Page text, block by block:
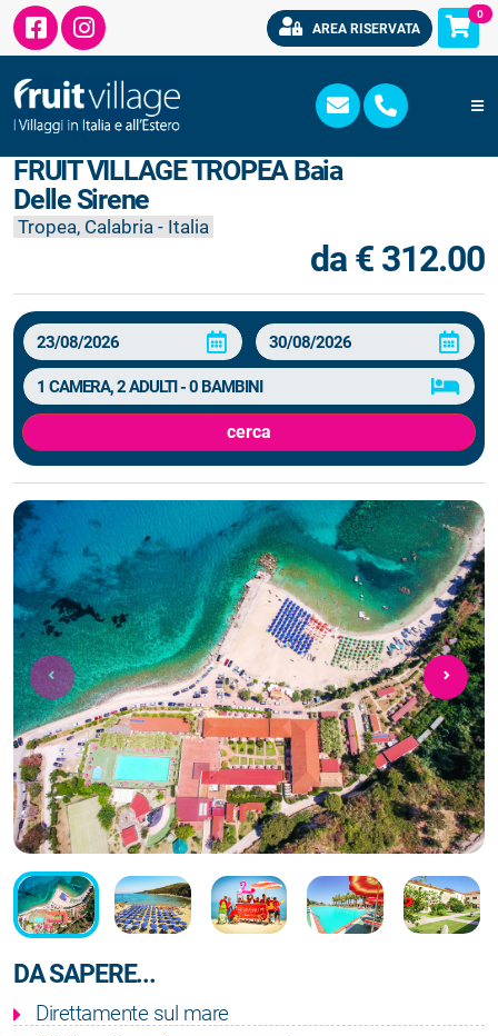
AREA RISERVATA
0
FRUIT VILLAGE TROPEA Baia
Delle Sirene
Tropea, Calabria - Italia
da € 312.00
cerca
DA SAPERE...
Direttamente sul mare